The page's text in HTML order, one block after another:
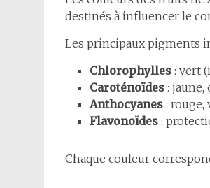
destinés à influencer le
Les principaux pigments
Chlorophylles : vert
Caroténoïdes : jaune,
Anthocyanes :
Flavonoïdes :
Chaque couleur